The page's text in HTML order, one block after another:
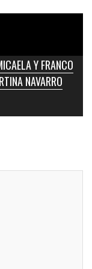
Y FRANCO
NAVARRO